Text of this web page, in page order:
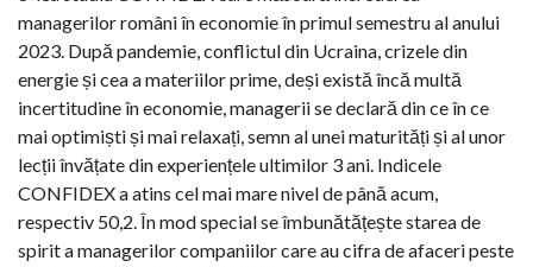
managerilor români în economie în primul semestru al anului
2023. După pandemie, conflictul din Ucraina, crizele din
energie și cea a materiilor prime, deși există încă multă
incertitudine în economie, managerii se declară din ce în ce
mai optimiști și mai relaxați, semn al unei maturități și al unor
lecții învățate din experiențele ultimilor 3 ani. Indicele
CONFIDEX a atins cel mai mare nivel de până acum,
respectiv 50,2. În mod special se îmbunătățește starea de
spirit a managerilor companiilor care au cifra de afaceri peste